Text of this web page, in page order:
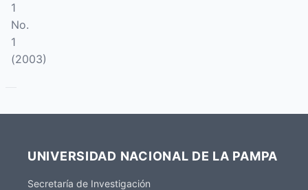
1
No.
1
(2003)
UNIVERSIDAD NACIONAL DE LA PAMPA
Secretaría de Investigación